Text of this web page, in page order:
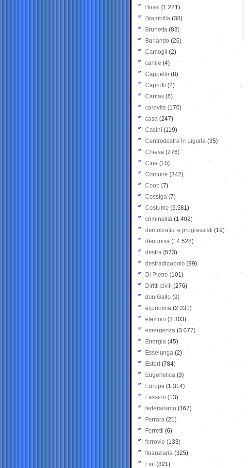
Bossi (1.221)
Brambilla (38)
Brunetta (83)
Burlando (26)
Camogli (2)
canile (4)
Cappello (8)
Caprotti (2)
Caritas (6)
carovita (170)
casa (247)
Casini (119)
Centrodestra in Liguria (35)
Chiesa (276)
Cina (10)
Comune (342)
Coop (7)
Cossiga (7)
Costume (5.581)
criminalità (1.402)
democratici e progressisti (19)
denuncia (14.528)
destra (573)
destradipopolo (99)
Di Pietro (101)
Diritti civili (276)
don Gallo (9)
economia (2.331)
elezioni (3.303)
emergenza (3.077)
Energia (45)
Esselunga (2)
Esteri (784)
Eugenetica (3)
Europa (1.314)
Fassino (13)
federalismo (167)
Ferrara (21)
Ferretti (6)
ferrovie (133)
finanziaria (325)
Fini (821)